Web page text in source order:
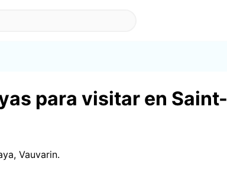
para visitar en Saint-
Vauvarin.